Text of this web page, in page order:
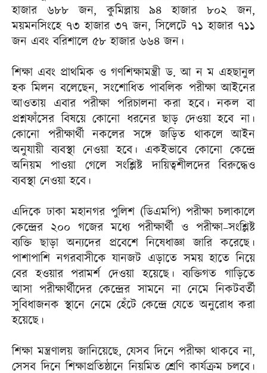
হাজার ৬৮৮ জন, কুমিল্লায় ৯৪ হাজার ৮০২ জন,
ময়মনসিংহে ৭৩ হাজার ৩৭ জন, সিলেটে ৭১ হাজার ৭১১
জন এবং বরিশালে ৫৮ হাজার ৬৬৪ জন।
শিক্ষা এবং প্রাথমিক ও গণশিক্ষামন্ত্রী ড. আ ন ম এহছানুল
হক মিলন বলেছেন, সংশোধিত পাবলিক পরীক্ষা আইনের
আওতায় এবার পরীক্ষা পরিচালনা করা হবে। নকল বা
প্রশ্নফাঁসের বিষয়ে কোনো ধরনের ছাড় দেওয়া হবে না।
কোনো পরীক্ষার্থী নকলের সঙ্গে জড়িত থাকলে আইন
অনুযায়ী ব্যবস্থা নেওয়া হবে। একইভাবে কোনো কেন্দ্রে
অনিয়ম পাওয়া গেলে সংশ্লিষ্ট দায়িত্বশীলদের বিরুদ্ধেও
ব্যবস্থা নেওয়া হবে।
এদিকে ঢাকা মহানগর পুলিশ (ডিএমপি) পরীক্ষা চলাকালে
কেন্দ্রের ২০০ গজের মধ্যে পরীক্ষার্থী ও পরীক্ষা–সংশ্লিষ্ট
ব্যক্তি ছাড়া অন্যদের প্রবেশে নিষেধাজ্ঞা জারি করেছে।
পাশাপাশি নগরবাসীকে যানজট এড়াতে সময় হাতে নিয়ে
বের হওয়ার পরামর্শ দেওয়া হয়েছে। ব্যক্তিগত গাড়িতে
আসা পরীক্ষার্থীদের কেন্দ্রের সামনে না নেমে নিকটবর্তী
সুবিধাজনক স্থানে নেমে হেঁটে কেন্দ্রে যেতে অনুরোধ করা
হয়েছে।
শিক্ষা মন্ত্রণালয় জানিয়েছে, যেসব দিনে পরীক্ষা থাকবে না,
সেসব দিনে শিক্ষাপ্রতিষ্ঠানে নিয়মিত শ্রেণি কার্যক্রম চলবে।